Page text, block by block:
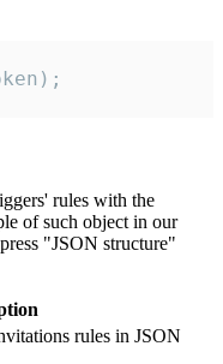
rules with the
of such object in our
"JSON structure"
rules in JSON